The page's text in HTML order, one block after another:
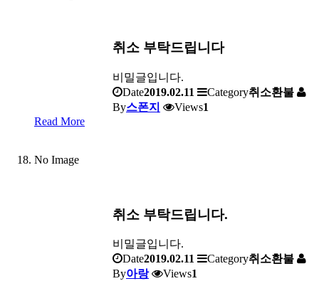
취소 부탁드립니다
비밀글입니다.
Date2019.02.11 Category취소환불
By스폰지 Views1
Read More
No Image
취소 부탁드립니다.
비밀글입니다.
Date2019.02.11 Category취소환불
By아랑 Views1